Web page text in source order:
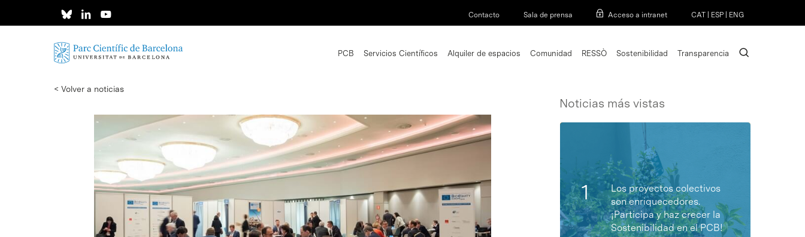
Contacto Sala de prensa Acceso a intranet CAT ESP ENG
PCB Servicios Científicos Alquiler de espacios Comunidad RESSÒ Sostenibilidad Transparencia search
< Volver a noticias
Noticias más vistas
Los proyectos colectivos
son enriquecedores.
¡Participa y haz crecer la
Sostenibilidad en el PCB!